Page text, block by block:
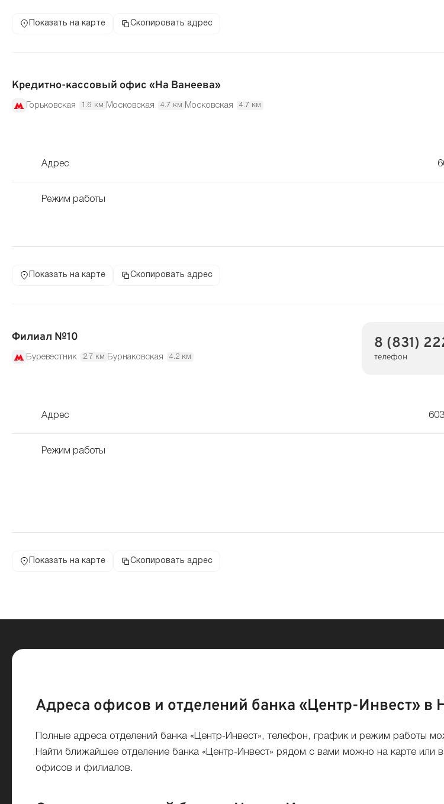
Показать на карте Скопировать адрес
Кредитно-кассовый офис «На Ванеева»
Горьковская 1.6 км Московская 4.7 км Московская 4.7 км
Адрес
Режим работы
Показать на карте Скопировать адрес
Филиал №10
Буревестник 2.7 км Бурнаковская 4.2 км
8 (831)
телефон
Адрес
Режим работы
Показать на карте Скопировать адрес
Адреса офисов и отделений банка «Центр-Инвест»
Полные адреса отделений банка «Центр-Инвест», телефон, график и режим работы
Найти ближайшее отделение банка «Центр-Инвест» рядом с вами можно на карте
офисов и филиалов.